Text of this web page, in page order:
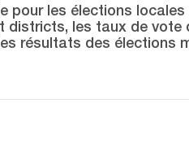
pour les élections
districts, les taux de
résultats des